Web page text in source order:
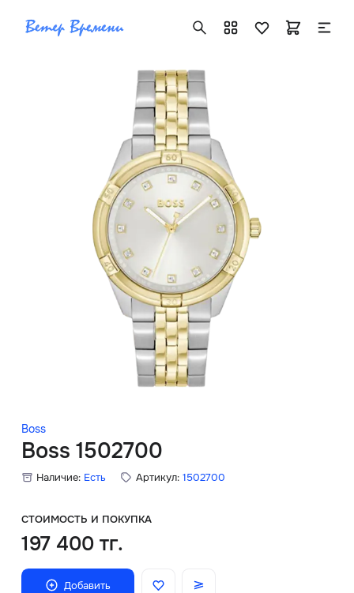
Boss
Boss 1502700
Наличие: Есть Артикул: 1502700
СТОИМОСТЬ И ПОКУПКА
197 400 тг.
Добавить
+7 ( 705 ) 181-42-50
info@vetervremeni.kz
Авторизация
Каталог
Мужские часы
Женские часы
Скидки
Главная
О нас